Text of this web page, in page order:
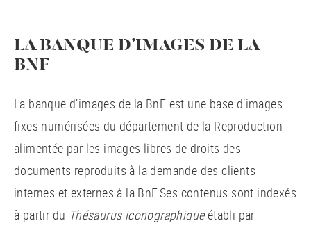
LA BANQUE D’IMAGES DE LA
BNF
La banque d’images de la BnF est une base d’images
fixes numérisées du département de la Reproduction
alimentée par les images libres de droits des
documents reproduits à la demande des clients
internes et externes à la BnF.Ses contenus sont indexés
à partir du Thésaurus iconographiqueétabli par